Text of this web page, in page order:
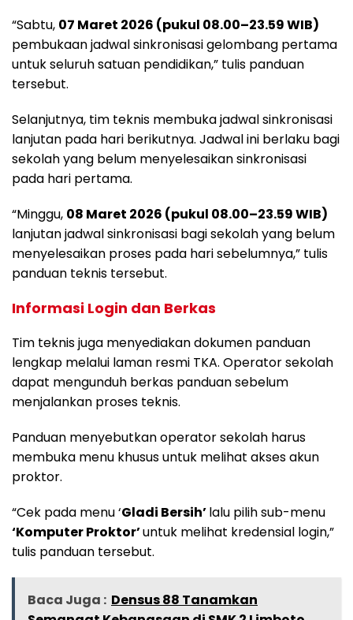
“Sabtu, 07 Maret 2026 (pukul 08.00–23.59 WIB)
pembukaan jadwal sinkronisasi gelombang pertama
untuk seluruh satuan pendidikan,” tulis panduan
tersebut.
Selanjutnya, tim teknis membuka jadwal sinkronisasi
lanjutan pada hari berikutnya. Jadwal ini berlaku bagi
sekolah yang belum menyelesaikan sinkronisasi
pada hari pertama.
“Minggu, 08 Maret 2026 (pukul 08.00–23.59 WIB)
lanjutan jadwal sinkronisasi bagi sekolah yang belum
menyelesaikan proses pada hari sebelumnya,” tulis
panduan teknis tersebut.
Informasi Login dan Berkas
Tim teknis juga menyediakan dokumen panduan
lengkap melalui laman resmi TKA. Operator sekolah
dapat mengunduh berkas panduan sebelum
menjalankan proses teknis.
Panduan menyebutkan operator sekolah harus
membuka menu khusus untuk melihat akses akun
proktor.
“Cek pada menu ‘Gladi Bersih’lalu pilih sub-menu
‘Komputer Proktor’untuk melihat kredensial login,”
tulis panduan tersebut.
Baca Juga : Densus 88 Tanamkan